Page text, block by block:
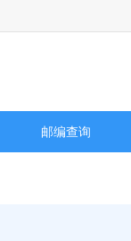
邮编查询